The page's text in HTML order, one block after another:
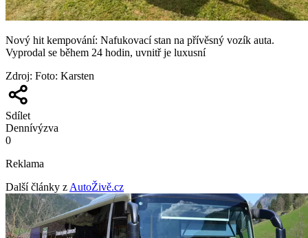
Nový hit kempování: Nafukovací stan na přívěsný vozík auta.
Vyprodal se během 24 hodin, uvnitř je luxusní
Zdroj: Foto: Karsten
Sdílet
Dennívýzva
0
Reklama
Další články z AutoŽivě.cz